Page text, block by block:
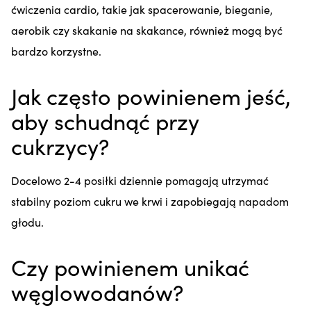
ćwiczenia cardio, takie jak spacerowanie, bieganie,
aerobik czy skakanie na skakance, również mogą być
bardzo korzystne.
Jak często powinienem jeść,
aby schudnąć przy
cukrzycy?
Docelowo 2-4 posiłki dziennie pomagają utrzymać
stabilny poziom cukru we krwi i zapobiegają napadom
głodu.
Czy powinienem unikać
węglowodanów?